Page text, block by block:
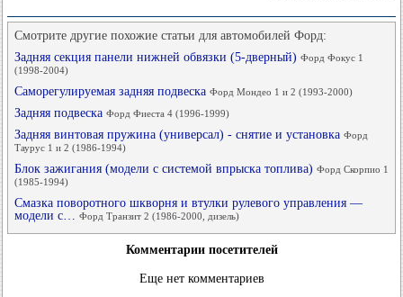
Смотрите другие похожие статьи для автомобилей Форд:
Задняя секция панели нижней обвязки (5-дверный) Форд Фокус 1
(1998-2004)
Саморегулируемая задняя подвеска Форд Мондео 1 и 2 (1993-2000)
Задняя подвеска Форд Фиеста 4 (1996-1999)
Задняя винтовая пружина (универсал) - снятие и установка Форд
Таурус 1 и 2 (1986-1994)
Блок зажигания (модели с системой впрыска топлива) Форд Скорпио 1
(1985-1994)
Смазка поворотного шкворня и втулки рулевого управления —
модели с… Форд Транзит 2 (1986-2000, дизель)
Комментарии посетителей
Еще нет комментариев